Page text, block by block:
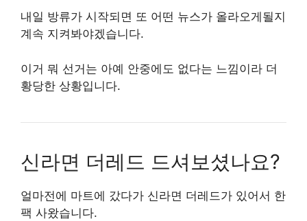
내일 방류가 시작되면 또 어떤 뉴스가 올라오게될지
계속 지켜봐야겠습니다.
이거 뭐 선거는 아예 안중에도 없다는 느낌이라 더
황당한 상황입니다.
신라면 더레드 드셔보셨나요?
얼마전에 마트에 갔다가 신라면 더레드가 있어서 한
팩 사왔습니다.